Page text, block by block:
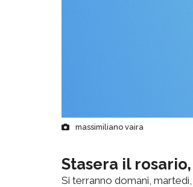
massimiliano vaira
Stasera il
Si terranno domani,